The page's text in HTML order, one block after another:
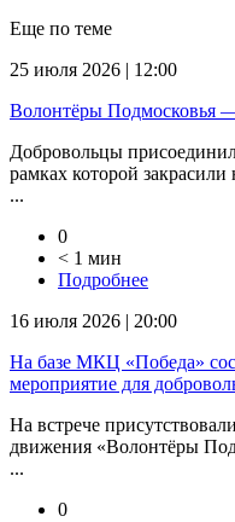
Еще по теме
25 июля 2026 | 12:00
Волонтёры Подмосковья
Добровольцы
рамках которой
...
0
< 1 мин
Подробнее
16 июля 2026 | 20:00
На базе МКЦ «Победа»
мероприятие для
На встрече
движения «Волонтёры
...
0